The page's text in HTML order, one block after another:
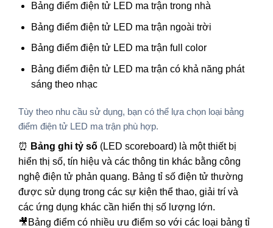
Bảng điểm điện tử LED ma trận trong nhà
Bảng điểm điện tử LED ma trận ngoài trời
Bảng điểm điện tử LED ma trận full color
Bảng điểm điện tử LED ma trận có khả năng phát
sáng theo nhạc
Tùy theo nhu cầu sử dụng, bạn có thể lựa chọn loại bảng
điểm điện tử LED ma trận phù hợp.
⏰ Bảng ghi tỷ số (LED scoreboard) là một thiết bị
hiển thị số, tín hiệu và các thông tin khác bằng công
nghệ điện tử phản quang. Bảng tỉ số điện tử thường
được sử dụng trong các sự kiện thể thao, giải trí và
các ứng dụng khác cần hiển thị số lượng lớn.
🎥Bảng điểm có nhiều ưu điểm so với các loại bảng tỉ